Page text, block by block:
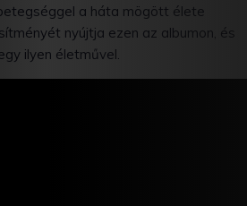
a háta mögött élete
nyújtja ezen az albumon, és
ilyen életművel.